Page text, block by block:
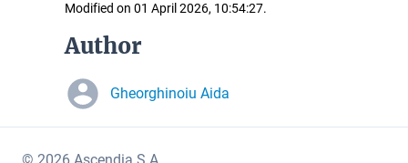
Modified on 01 April 2026, 10:54:27.
Author
Gheorghinoiu Aida